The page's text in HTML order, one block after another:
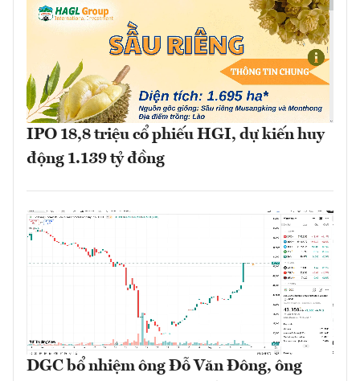
IPO 18,8 triệu cổ phiếu HGI, dự kiến huy
động 1.139 tỷ đồng
DGC bổ nhiệm ông Đỗ Văn Đông, ông